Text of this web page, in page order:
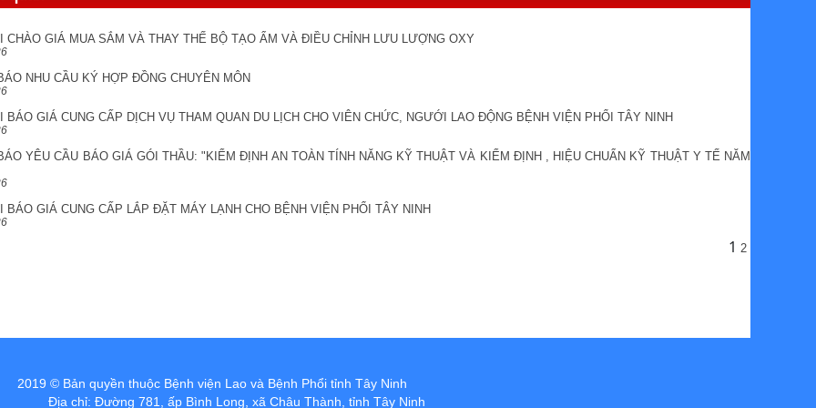
CHÀO GIÁ MUA SẮM VÀ THAY THẾ BỘ TẠO ẨM VÀ ĐIỀU CHỈNH LƯU LƯỢNG OXY
NHU CẦU KÝ HỢP ĐỒNG CHUYÊN MÔN
BÁO GIÁ CUNG CẤP DỊCH VỤ THAM QUAN DU LỊCH CHO VIÊN CHỨC, NGƯỚI LAO ĐỘNG BỆNH VIỆN PHỔI TÂY NINH
YÊU CẦU BÁO GIÁ GÓI THẦU: "KIỂM ĐỊNH AN TOÀN TÍNH NĂNG KỸ THUẬT VÀ KIỂM ĐỊNH , HIỆU CHUẨN KỸ THUẬT Y TẾ NĂM
BÁO GIÁ CUNG CẤP LẮP ĐẶT MÁY LẠNH CHO BỆNH VIỆN PHỔI TÂY NINH
1 2
Bệnh viện Lao và Bệnh Phổi tỉnh Tây Ninh
Địa chỉ: Đường 781, ấp Bình Long, xã Châu Thành, tỉnh Tây Ninh